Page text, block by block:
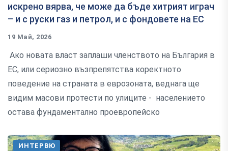
искрено вярва, че може да бъде хитрият играч
– и с руски газ и петрол, и с фондовете на ЕС
19 Май, 2026
Ако новата власт заплаши членството на България в
ЕС, или сериозно възпрепятства коректното
поведение на страната в еврозоната, веднага ще
видим масови протести по улиците - населението
остава фундаментално проевропейско
ИНТЕРВЮ